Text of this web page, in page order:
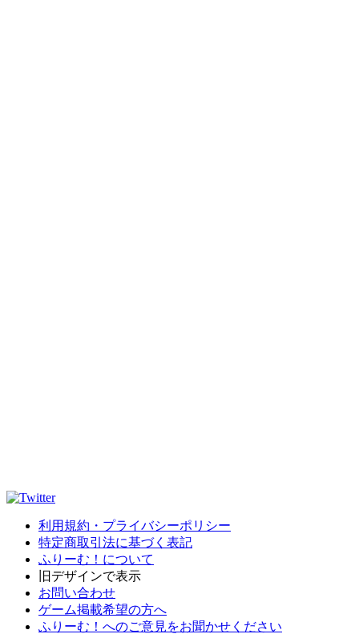
利用規約・プライバシーポリシー
特定商取引法に基づく表記
ふりーむ！について
旧デザインで表示
お問い合わせ
ゲーム掲載希望の方へ
ふりーむ！へのご意見をお聞かせください